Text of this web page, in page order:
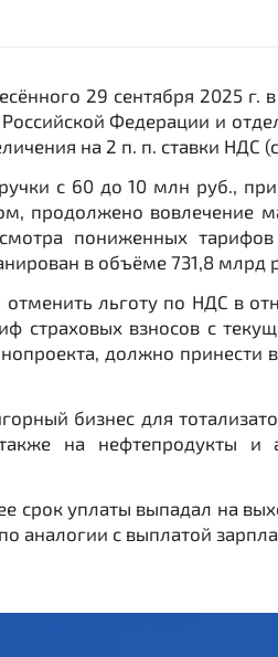
29 сентября 2025 г.
Федерации и
на 2 п. п. ставки НДС
с 60 до 10 млн руб.,
продолжено вовлечение
пониженных
в объёме 731,8 млрд
льготу по НДС в
страховых взносов с
должно
бизнес для
на нефтепродукты и
срок уплаты выпадал на
аналогии с выплатой